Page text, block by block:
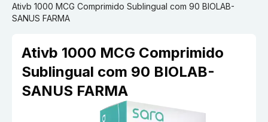
Ativb 1000 MCG Comprimido Sublingual com 90 BIOLAB-
SANUS FARMA
Ativb 1000 MCG Comprimido
Sublingual com 90 BIOLAB-
SANUS FARMA